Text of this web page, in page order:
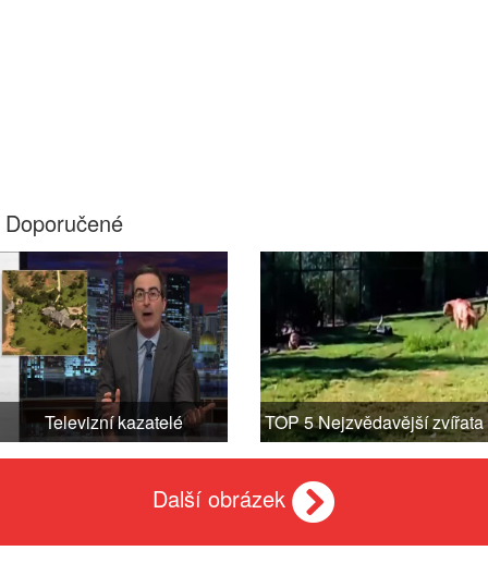
Doporučené
Televizní kazatelé TOP 5 Nejzvědavější zvířata
Další obrázek